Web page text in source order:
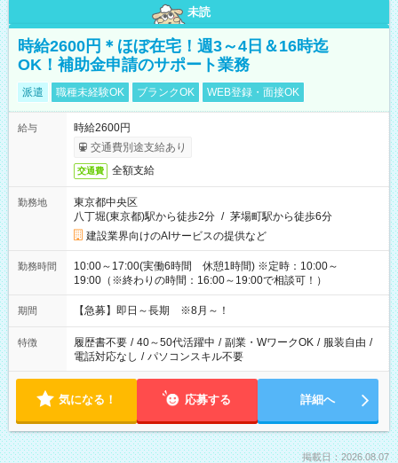
未読
時給2600円＊ほぼ在宅！週3～4日＆16時迄
OK！補助金申請のサポート業務
派遣 職種未経験OK ブランクOK WEB登録・面接OK
給与
時給2600円
交通費別途支給あり
交通費 全額支給
勤務地
東京都中央区
八丁堀(東京都)駅から徒歩2分 / 茅場町駅から徒歩6分
建設業界向けのAIサービスの提供など
勤務時間
10:00～17:00(実働6時間 休憩1時間) ※定時：10:00～
19:00（※終わりの時間：16:00～19:00で相談可！）
期間 【急募】即日～長期 ※8月～！
特徴 履歴書不要 / 40～50代活躍中 / 副業・WワークOK / 服装自由 /
電話対応なし / パソコンスキル不要
気になる！ 応募する 詳細へ
掲載日：2026.08.07